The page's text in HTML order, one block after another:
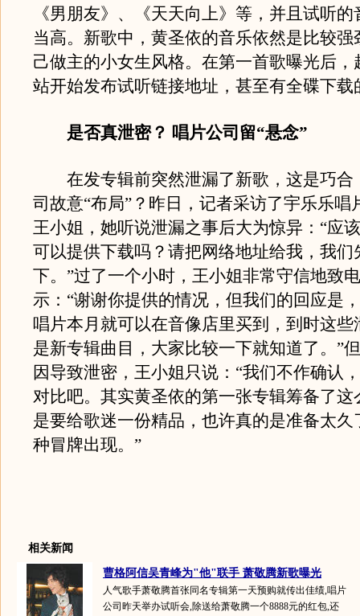
《男朋友》、《天天向上》等，并且试听
当高。新歌中，黄圣依的音乐依然是比较强
己做主的小女生风格。在第一首歌曝光后，
站开始发布试听链接地址，甚至有全碟下载
是否真泄密？ 唱片公司留“悬念”
在发专辑前突然泄漏了新歌，这是巧合
司故意“布局”？昨日，记者采访了宇乐乐唱
王小姐，她听说泄漏之事后大为惊异：“应
可以提供下载吗？请把网络地址给我，我们
下。”过了一个小时，王小姐非常守信地致
示：“谢谢你提供的情况，但我们的回应是
唱片本月就可以在音像店里买到，到时这些
是新专辑曲目，大家比较一下就知道了。”
因导致泄密，王小姐只说：“我们不作确认
对比吧。其实黄圣依的第一张专辑筹备了这
是要给歌迷一份精品，也许真的是准备太久
种冒牌出现。”
相关新闻
曹格阿信吴青峰为"他"联手 萧敬腾新歌曝光
人气歌手萧敬腾首张同名专辑第一天预购就传出佳绩,唱片
公司昨天举办试听会,除送给萧敬腾一个8888元的红包,还